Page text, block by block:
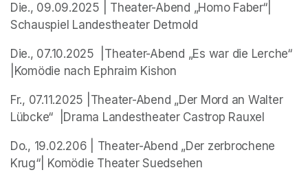
Die., 09.09.2025 | Theater-Abend „Homo Faber“|
Schauspiel Landestheater Detmold
Die., 07.10.2025  |Theater-Abend „Es war die Lerche“
|Komödie nach Ephraim Kishon
Fr., 07.11.2025 |Theater-Abend „Der Mord an Walter
Lübcke“  |Drama Landestheater Castrop Rauxel
Do., 19.02.206 | Theater-Abend „Der zerbrochene
Krug“| Komödie Theater Suedsehen